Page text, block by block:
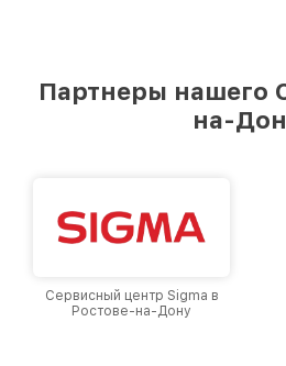
Партнеры нашего
на-
Сервисный центр Sigma в
Ростове-на-Дону